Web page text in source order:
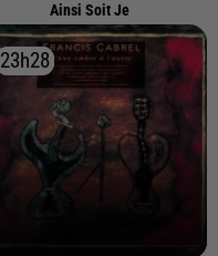
Ainsi Soit Je
23h28
23h28